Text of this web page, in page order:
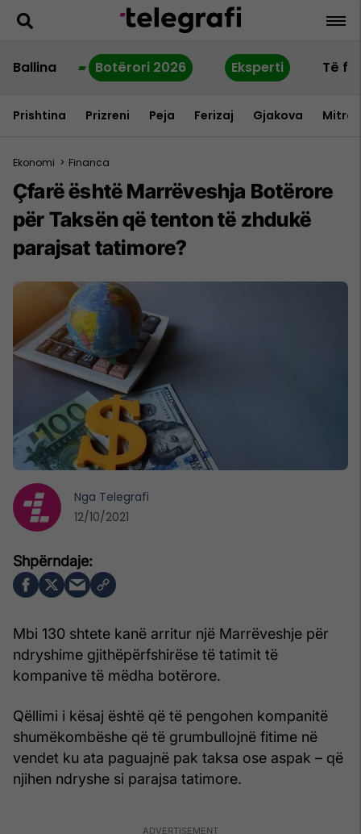
Ballina Botërori 2026 Eksperti Të
Prishtina Prizreni Peja Ferizaj Gjakova
Ekonomi > Financa
Çfarë është Marrëveshja Botërore
për Taksën që tenton të zhdukë
parajsat tatimore?
Mbi 130 shtete kanë arritur një Marrëveshje për
ndryshime gjithëpërfshirëse të tatimit të
kompanive të mëdha botërore.
Qëllimi i kësaj është që të pengohen kompanitë
shumëkombëshe që të grumbullojnë fitime në
vendet ku ata paguajnë pak taksa ose aspak – që
njihen ndryshe si parajsa tatimore.
Nga Telegrafi
12/10/2021